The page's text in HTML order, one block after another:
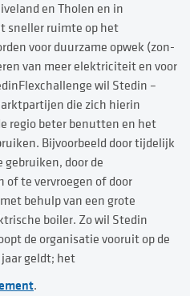
en Tholen en in
sneller ruimte op het
voor duurzame opwek (zon-
van meer elektriciteit en voor
wil Stedin –
die zich hierin
regio beter benutten en het
Bijvoorbeeld door tijdelijk
door de
te vervroegen of door
behulp van een grote
boiler. Zo wil Stedin
de organisatie vooruit op de
geldt; het
.